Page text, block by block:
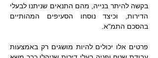
בקשה להיתר בנייה, מהם התנאים שניתנו לבעלי
הדירות, וכיצד נוסחו הסעיפים המהותיים
בהסכם התמ"א.
פרטים אלו יכולים להיות מושגים רק באמצעות